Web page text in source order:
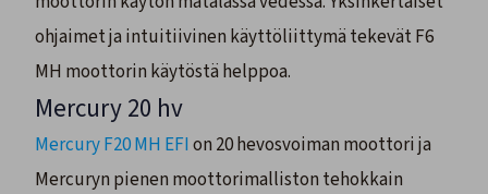
ohjaimet ja intuitiivinen käyttöliittymä tekevät F6
MH moottorin käytöstä helppoa.
Mercury 20 hv
Mercury F20 MH EFI on 20 hevosvoiman moottori ja
Mercuryn pienen moottorimalliston tehokkain